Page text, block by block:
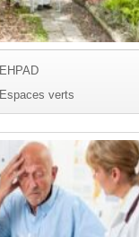
EHPAD
Espaces verts